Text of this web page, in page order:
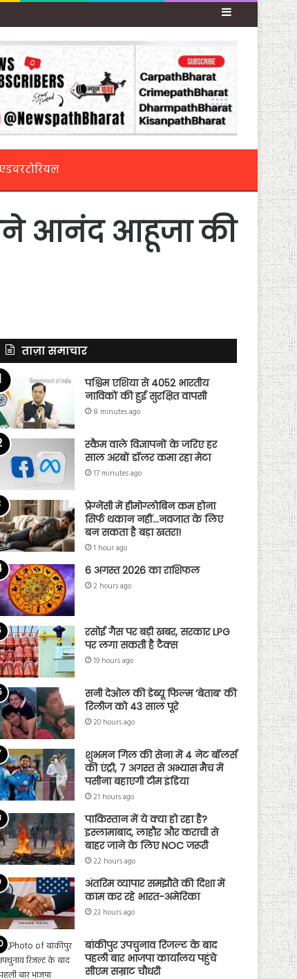
Sidebar
बने आनंद आहूजा की
ताज़ा समाचार
पश्चिम एशिया से 4052 भारतीय
नाविकों की हुई सुरक्षित वापसी
8 minutes ago
स्कैम वाले विज्ञापनों के जरिए हर
साल अरबों डॉलर कमा रहा मेटा
17 minutes ago
प्रेग्नेंसी में हीमोग्लोबिन कम होना
सिर्फ थकान नहीं…नवजात के लिए
बन सकता है बड़ा खतरा!
1 hour ago
6 अगस्त 2026 का राशिफल
2 hours ago
रसोई गैस पर बड़ी खबर, सरकार LPG
पर लगा सकती है टैक्स
19 hours ago
सनी देओल की डेब्यू फिल्म ‘बेताब’ की
रिलीज को 43 साल पूरे
20 hours ago
शुभमन गिल की सेना में 4 नेट बॉलर्स
की एंट्री, 7 अगस्त से अभ्यास मैच में
पसीना बहाएगी टीम इंडिया
21 hours ago
पाकिस्तान में ये क्या हो रहा है?
इस्लामाबाद, लाहौर और कराची से
बाहर जाने के लिए NOC जरूरी
22 hours ago
अंतरिम व्यापार समझौते की दिशा में
काम कर रहे भारत-अमेरिका
23 hours ago
बांकीपुर उपचुनाव रिजल्ट के बाद
पहली बार भाजपा कार्यालय पहुंचे
सीएम सम्राट चौधरी